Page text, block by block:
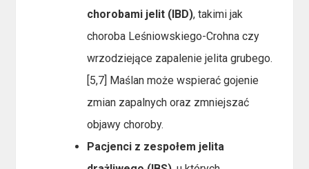
chorobami jelit (IBD), takimi jak
choroba Leśniowskiego-Crohna czy
wrzodziejące zapalenie jelita grubego.
[5,7] Maślan może wspierać gojenie
zmian zapalnych oraz zmniejszać
objawy choroby.
Pacjenci z zespołem jelita